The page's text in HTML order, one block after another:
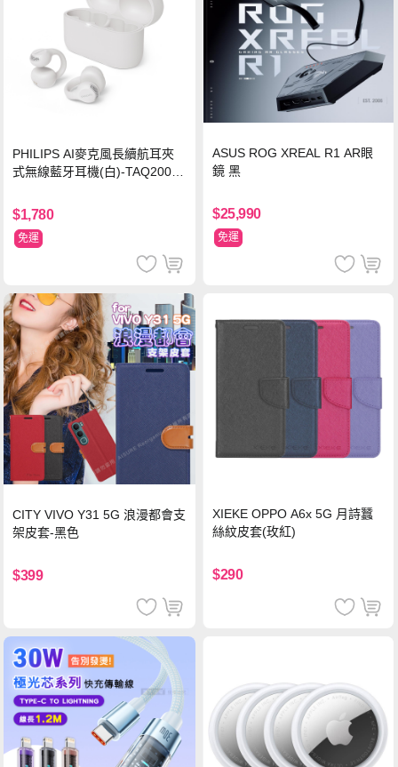
PHILIPS AI麥克風長續航耳夾
式無線藍牙耳機(白)-TAQ2000
$1,780
免運
ASUS ROG XREAL R1 AR眼
鏡 黑
$25,990
免運
CITY VIVO Y31 5G 浪漫都會支
架皮套-黑色
$399
XIEKE OPPO A6x 5G 月詩蠶
絲紋皮套(玫紅)
$290